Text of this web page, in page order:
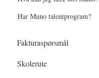
Har Muno talentprogram?
Fakturaspørsmål
Skolerute